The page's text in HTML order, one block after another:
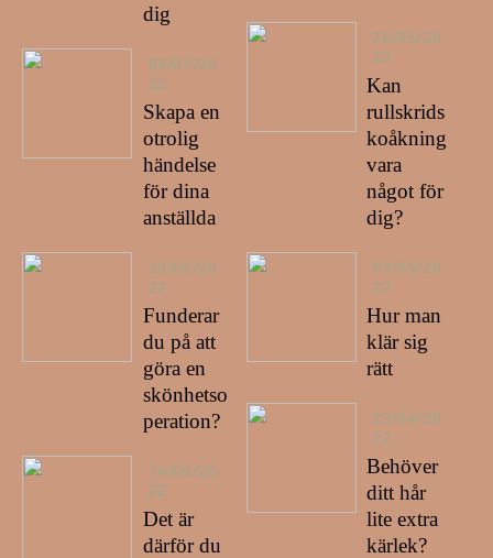
dig
03/07/20
22
Skapa en
otrolig
händelse
för dina
anställda
23/06/20
22
Funderar
du på att
göra en
skönhetso
peration?
14/06/20
22
Det är
därför du
26/05/20
22
Kan
rullskrids
koåkning
vara
något för
dig?
09/05/20
22
Hur man
klär sig
rätt
23/04/20
22
Behöver
ditt hår
lite extra
kärlek?